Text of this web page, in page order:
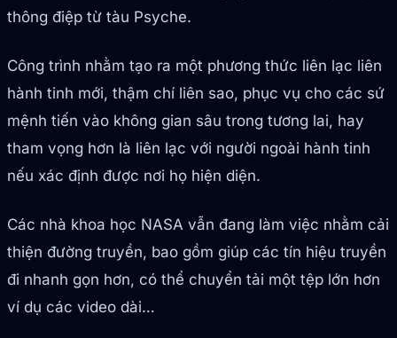
thông điệp từ tàu Psyche.
Công trình nhằm tạo ra một phương thức liên lạc liên
hành tinh mới, thậm chí liên sao, phục vụ cho các sứ
mệnh tiến vào không gian sâu trong tương lai, hay
tham vọng hơn là liên lạc với người ngoài hành tinh
nếu xác định được nơi họ hiện diện.
Các nhà khoa học NASA vẫn đang làm việc nhằm cải
thiện đường truyền, bao gồm giúp các tín hiệu truyền
đi nhanh gọn hơn, có thể chuyển tải một tệp lớn hơn
ví dụ các video dài…